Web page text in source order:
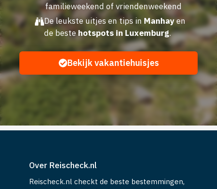
familieweekend of vriendenweekend
De leukste uitjes en tips in Manhayen
de bestehotspots in Luxemburg.
Bekijk vakantiehuisjes
Over Reischeck.nl
Reischeck.nl checkt de beste bestemmingen,